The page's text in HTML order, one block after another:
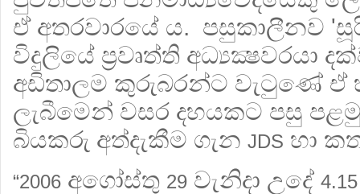
ඒ අතරවාරයේ ය. පසුකාලීනව
විදුලියේ ප්‍රවෘත්ති අධ්‍යක්‍ෂවරයා
අඩිතාලම කුරුබරන්ට වැටුණේ ඒ
ලැබීමෙන් වසර දහයකට පසු
බියකරු අත්දැකීම ගැන JDS හා
“2006 අගෝස්තු 29 වැනිදා උදේ 4.15